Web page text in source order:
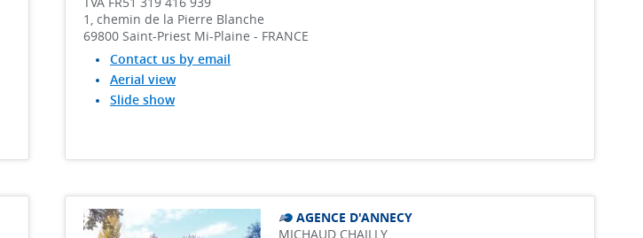
1, chemin de la Pierre Blanche
69800 Saint-Priest Mi-Plaine - FRANCE
Contact us by email
Aerial view
Slide show
AGENCE D'ANNECY
MICHAUD CHAILLY